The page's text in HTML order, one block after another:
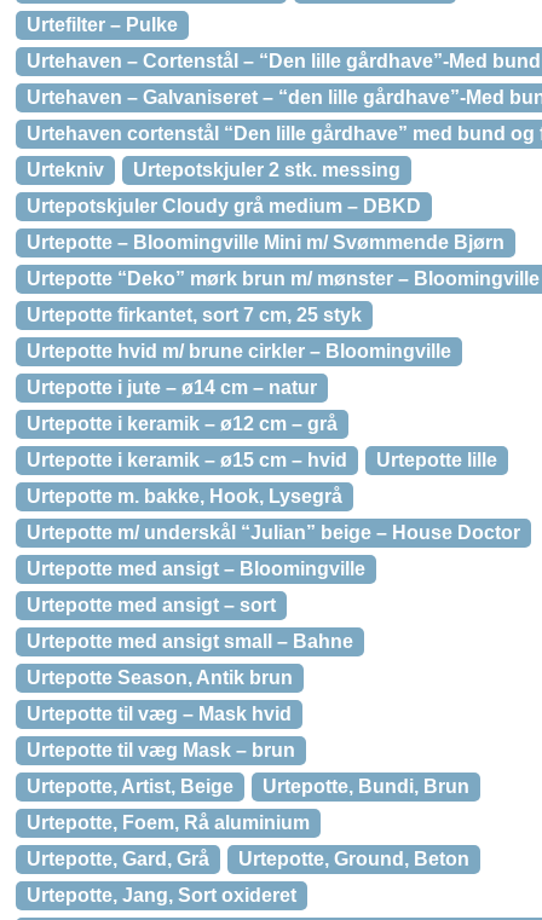
Urtefilter – Pulke
Urtehaven – Cortenstål – “Den lille gårdhave”-Med
Urtehaven – Galvaniseret – “den lille gårdhave”-Med
Urtehaven cortenstål “Den lille gårdhave” med bund og
Urtekniv
Urtepotskjuler 2 stk. messing
Urtepotskjuler Cloudy grå medium – DBKD
Urtepotte – Bloomingville Mini m/ Svømmende Bjørn
Urtepotte “Deko” mørk brun m/ mønster – Bloomingville
Urtepotte firkantet, sort 7 cm, 25 styk
Urtepotte hvid m/ brune cirkler – Bloomingville
Urtepotte i jute – ø14 cm – natur
Urtepotte i keramik – ø12 cm – grå
Urtepotte i keramik – ø15 cm – hvid
Urtepotte lille
Urtepotte m. bakke, Hook, Lysegrå
Urtepotte m/ underskål “Julian” beige – House Doctor
Urtepotte med ansigt – Bloomingville
Urtepotte med ansigt – sort
Urtepotte med ansigt small – Bahne
Urtepotte Season, Antik brun
Urtepotte til væg – Mask hvid
Urtepotte til væg Mask – brun
Urtepotte, Artist, Beige
Urtepotte, Bundi, Brun
Urtepotte, Foem, Rå aluminium
Urtepotte, Gard, Grå
Urtepotte, Ground, Beton
Urtepotte, Jang, Sort oxideret